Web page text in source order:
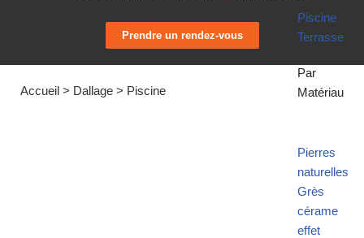
Piscine
Terrasse
Par
Matériau
Pierres
naturelles
Grès
cérame
effet
Prendre un rendez-vous
Accueil > Dallage > Piscine